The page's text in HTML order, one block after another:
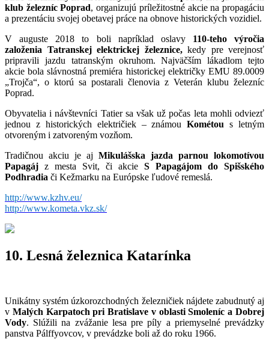
klub železníc Poprad, organizujú príležitostné akcie na propagáciu
a prezentáciu svojej obetavej práce na obnove historických vozidiel.
V auguste 2018 to boli napríklad oslavy 110-teho výročia
založenia Tatranskej elektrickej železnice,kedy pre verejnosť
pripravili jazdu tatranským okruhom. Najväčším lákadlom tejto
akcie bola slávnostná premiéra historickej električky EMU 89.0009
„Trojča“, o ktorú sa postarali členovia z Veterán klubu železníc
Poprad.
Obyvatelia i návštevníci Tatier sa však už počas leta mohli odviezť
jednou z historických električiek – známouKométou s letným
otvoreným i zatvoreným vozňom.
Tradičnou akciu je aj Mikulášska jazda parnou lokomotívou
Papagáj z mesta Svit, či akcie S Papagájom do Spišského
Podhradia či Kežmarku na Európske ľudové remeslá.
http://www.kzhv.eu/
http://www.kometa.vkz.sk/
10. Lesná železnica Katarínka
Unikátny systém úzkorozchodných železničiek nájdete zabudnutý aj
v Malých Karpatoch pri Bratislave v oblasti Smoleníc a Dobrej
Vody. Slúžili na zvážanie lesa pre píly a priemyselné prevádzky
panstva Pálffyovcov, v prevádzke boli až do roku 1966.